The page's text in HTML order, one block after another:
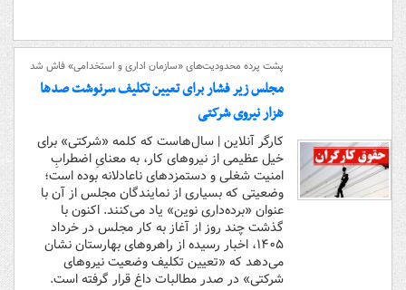
پشت پرده محدودیت‌های «سازمان اداری و استخدامی» فاش شد
مجلس زیر فشار برای تعیین تکلیف سرنوشت صدها
هزار نیروی شرکتی
کارگر آنلاین | سال‌هاست که کلمه «شرکتی» برای
خیل عظیمی از نیروهای کار، به معنایِ اضطرابِ
امنیت شغلی و دستمزدهای ناعادلانه بوده است؛
وضعیتی که بسیاری از نمایندگان مجلس از آن با
عنوان «برده‌داری نوین» یاد می‌کنند. اکنون با
گذشت چند روز از آغاز به کار مجلس در خرداد
۱۴۰۵، اخبار رسیده از راهروهای بهارستان نشان
می‌دهد که «تعیین تکلیف وضعیت نیروهای
شرکتی» در صدر مطالبات داغ قرار گرفته است.